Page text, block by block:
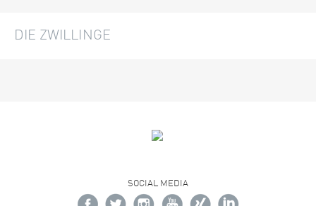
DIE ZWILLINGE
SOCIAL MEDIA